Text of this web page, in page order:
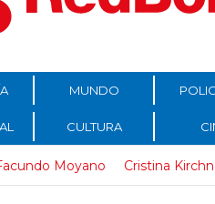
MUNDO
CULTURA
Moyano Cristina